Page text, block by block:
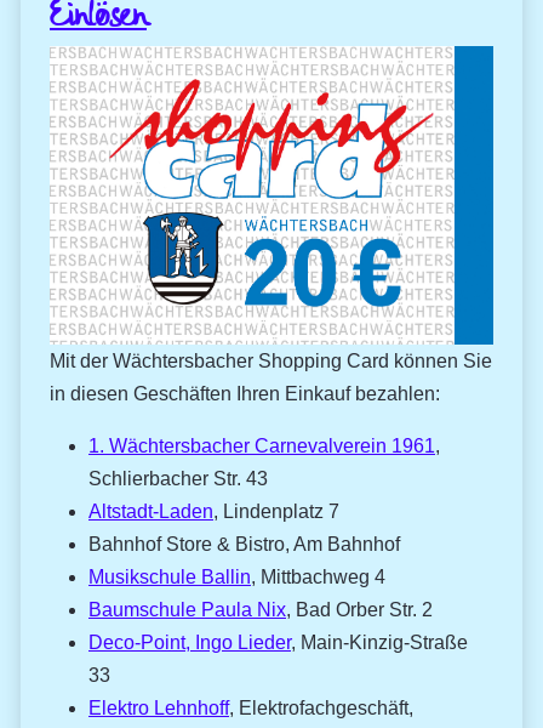
Einlösen
Mit der Wächtersbacher Shopping Card können Sie
in diesen Geschäften Ihren Einkauf bezahlen:
1. Wächtersbacher Carnevalverein 1961,
Schlierbacher Str. 43
Altstadt-Laden, Lindenplatz 7
Bahnhof Store & Bistro, Am Bahnhof
Musikschule Ballin, Mittbachweg 4
Baumschule Paula Nix, Bad Orber Str. 2
Deco-Point, Ingo Lieder, Main-Kinzig-Straße
33
Elektro Lehnhoff, Elektrofachgeschäft,